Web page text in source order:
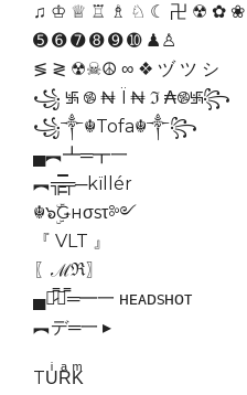
♫ ♔ ♕ ♖ ♗ ♘ ☾ 卍 ☢ ✿ ❀
➎ ➏ ➐ ➑ ➒ ➓ ♟♙
≶ ≷ ☢☠☮ ∞ ❖ ヅ ツ シ
꧁ ࿗ ࿌ ₦ Ї ₦ ℑ ₳࿌࿗꧂
꧁༒☬Tofa☬༒꧂
▄︻┻═┳一
︻╦̵̵͇̿̿̿̿╤─kïllér
☬๖ۣۜǤнσsτ༻
『 VLT 』
〖ℳℜ〗
▄︻̷̿┻̿═━一 ʜᴇᴀᴅsʜᴏᴛ
︻デ═一 ▸
TUͥRͣKͫ